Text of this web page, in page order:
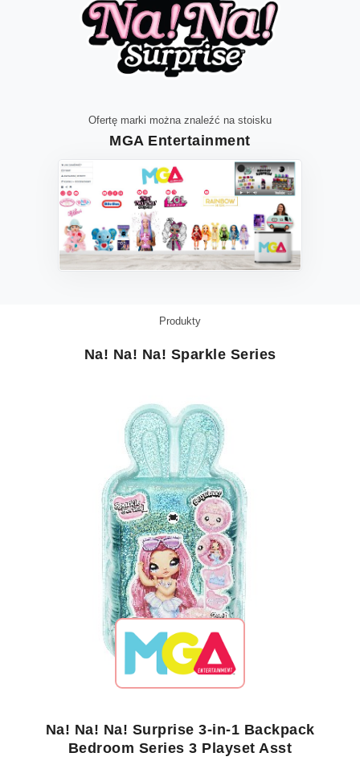
Ofertę marki można znaleźć na stoisku
MGA Entertainment
Produkty
Na! Na! Na! Sparkle Series
Na! Na! Na! Surprise 3-in-1 Backpack
Bedroom Series 3 Playset Asst